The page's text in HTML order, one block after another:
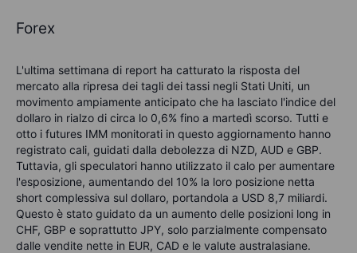
Forex
L'ultima settimana di report ha catturato la risposta del
mercato alla ripresa dei tagli dei tassi negli Stati Uniti, un
movimento ampiamente anticipato che ha lasciato l'indice del
dollaro in rialzo di circa lo 0,6% fino a martedì scorso. Tutti e
otto i futures IMM monitorati in questo aggiornamento hanno
registrato cali, guidati dalla debolezza di NZD, AUD e GBP.
Tuttavia, gli speculatori hanno utilizzato il calo per aumentare
l'esposizione, aumentando del 10% la loro posizione netta
short complessiva sul dollaro, portandola a USD 8,7 miliardi.
Questo è stato guidato da un aumento delle posizioni long in
CHF, GBP e soprattutto JPY, solo parzialmente compensato
dalle vendite nette in EUR, CAD e le valute australasiane.